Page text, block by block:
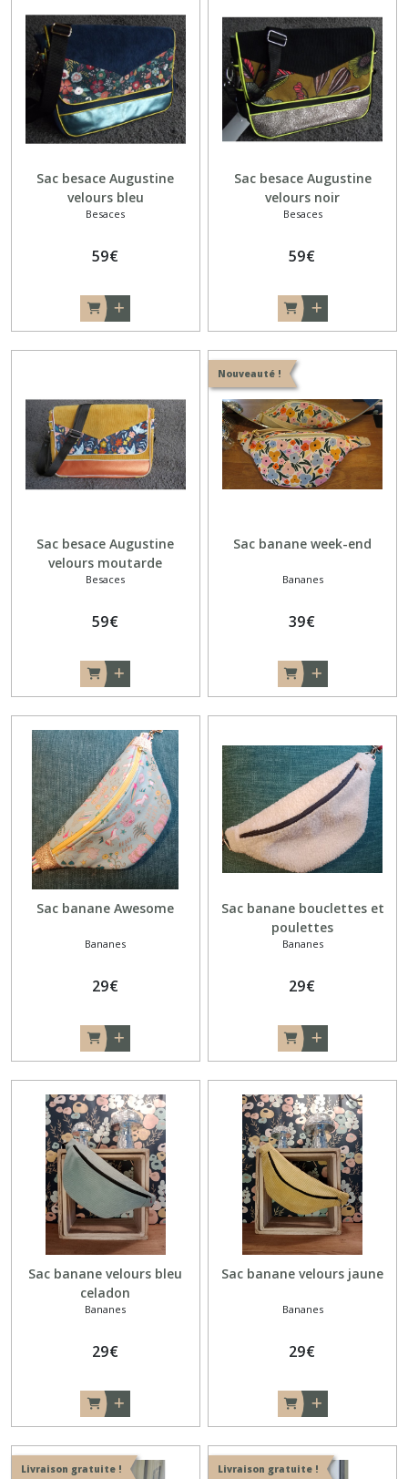
Sac besace Augustine
velours bleu
Besaces
59€
Sac besace Augustine
velours noir
Besaces
59€
Sac besace Augustine
velours moutarde
Besaces
59€
Nouveauté !
Sac banane week-end
Bananes
39€
Sac banane Awesome
Bananes
29€
Sac banane bouclettes et
poulettes
Bananes
29€
Sac banane velours bleu
celadon
Bananes
29€
Sac banane velours jaune
Bananes
29€
Livraison gratuite ! Livraison gratuite !
Afficher
résultats